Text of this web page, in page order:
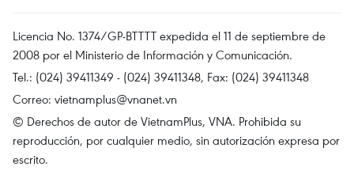
Licencia No. 1374/GP-BTTTT expedida el 11 de septiembre de
2008 por el Ministerio de Información y Comunicación.
Tel.: (024) 39411349 - (024) 39411348, Fax: (024) 39411348
Correo: vietnamplus@vnanet.vn
© Derechos de autor de VietnamPlus, VNA. Prohibida su
reproducción, por cualquier medio, sin autorización expresa por
escrito.